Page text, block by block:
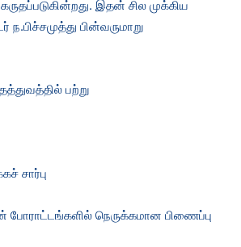
இதன் சில முக்கிய
பின்வருமாறு
பற்று
சார்பு
போராட்டங்களில் நெருக்கமான பிணைப்பு